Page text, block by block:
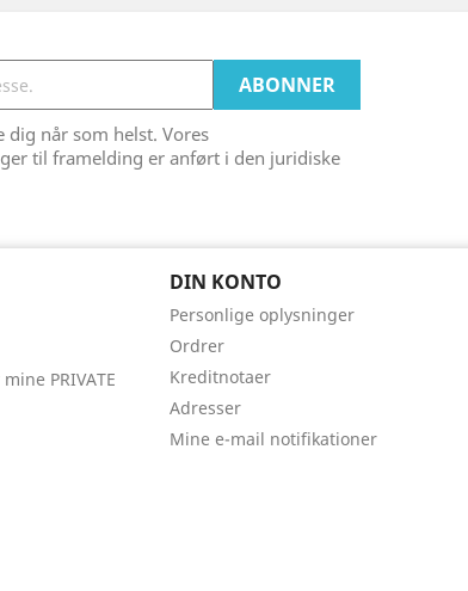
dig når som helst. Vores
til framelding er anført i den juridiske
PRIVATE
DIN KONTO
Personlige oplysninger
Ordrer
Kreditnotaer
Adresser
Mine e-mail notifikationer